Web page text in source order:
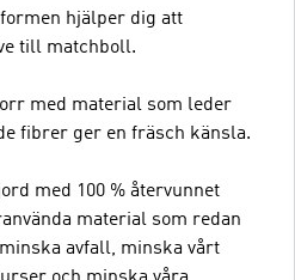
hjälper dig att
till matchboll.
med material som leder
fibrer ger en fräsch känsla.
med 100 % återvunnet
material som redan
avfall, minska vårt